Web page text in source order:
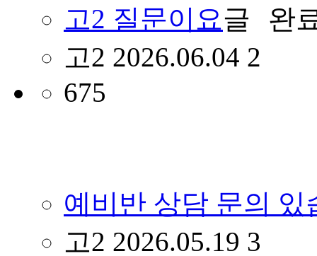
고2 질문이요
고2 2026.06.04 2
675
예비반 상담 문의 있
고2 2026.05.19 3